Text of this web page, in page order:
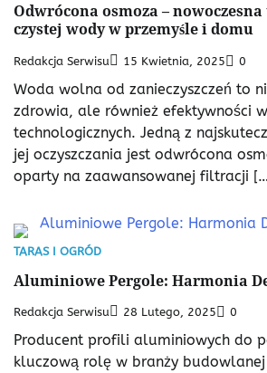
Odwrócona osmoza –
czystej wody w przemyśle i domu
Redakcja Serwisu 15 Kwietnia, 2025 0
Woda wolna od zanieczyszczeń to
zdrowia, ale również efektywności
technologicznych. Jedną z
jej oczyszczania jest odwrócona
oparty na zaawansowanej filtracji
TARAS I OGRÓD
Aluminiowe Pergole: Harmonia
Redakcja Serwisu 28 Lutego, 2025 0
Producent profili aluminiowych do
kluczową rolę w branży budowlanej